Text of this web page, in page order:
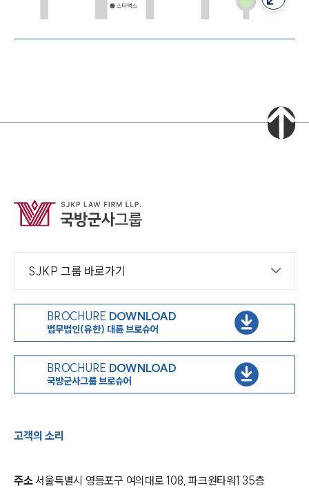
SJKP 그룹 바로가기
BROCHURE DOWNLOAD
법무법인(유한) 대륜 브로슈어
BROCHURE DOWNLOAD
국방군사그룹 브로슈어
고객의 소리
주소서울특별시 영등포구 여의대로 108, 파크원타워1 35층